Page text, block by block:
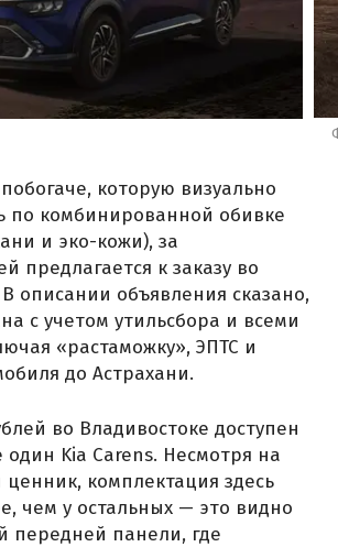
которую визуально
по комбинированной обивке
и эко-кожи), за
предлагается к заказу во
описании объявления сказано,
с учетом утильсбора и всеми
«растаможку», ЭПТС и
до Астрахани.
во Владивостоке доступен
один Kia Carens. Несмотря на
комплектация здесь
чем у остальных — это видно
передней панели, где